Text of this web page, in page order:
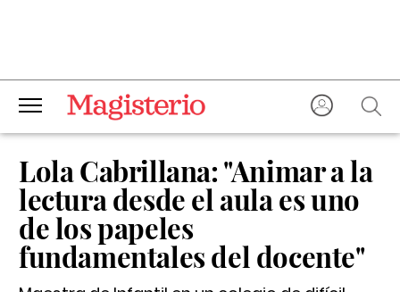
Lola Cabrillana: "Animar a la
lectura desde el aula es uno
de los papeles
fundamentales del docente"